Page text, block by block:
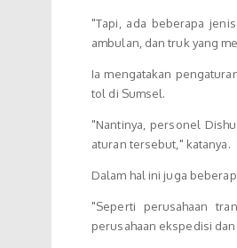
"Tapi, ada beberapa
ambulan, dan truk yang
Ia mengatakan
tol di Sumsel.
"Nantinya, personel
aturan tersebut," katanya.
Dalam hal ini juga
"Seperti perusahaan
perusahaan ekspedisi